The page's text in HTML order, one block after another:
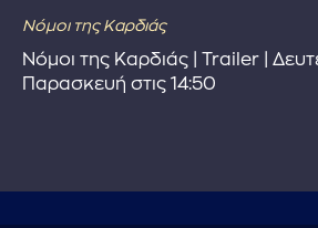
Νόμοι της Καρδιάς
Νόμοι της Καρδιάς | Trailer |
Παρασκευή στις 14:50